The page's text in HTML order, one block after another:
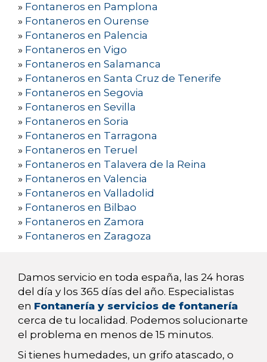
» Fontaneros en Pamplona
» Fontaneros en Ourense
» Fontaneros en Palencia
» Fontaneros en Vigo
» Fontaneros en Salamanca
» Fontaneros en Santa Cruz de Tenerife
» Fontaneros en Segovia
» Fontaneros en Sevilla
» Fontaneros en Soria
» Fontaneros en Tarragona
» Fontaneros en Teruel
» Fontaneros en Talavera de la Reina
» Fontaneros en Valencia
» Fontaneros en Valladolid
» Fontaneros en Bilbao
» Fontaneros en Zamora
» Fontaneros en Zaragoza
Damos servicio en toda españa, las 24 horas
del día y los 365 días del año. Especialistas
en Fontanería y servicios de fontanería
cerca de tu localidad. Podemos solucionarte
el problema en menos de 15 minutos.
Si tienes humedades, un grifo atascado, o